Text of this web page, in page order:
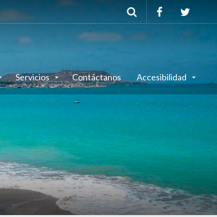
Servicios Contáctanos Accesibilidad